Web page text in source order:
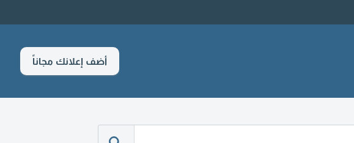
أضف إعلانك مجاناً